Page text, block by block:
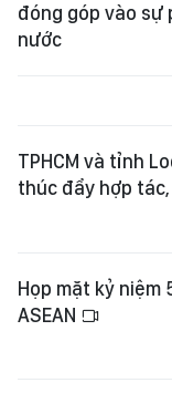
đóng góp vào
nước
TPHCM và tỉnh
thúc đẩy hợp
Họp mặt kỷ niệm
ASEAN